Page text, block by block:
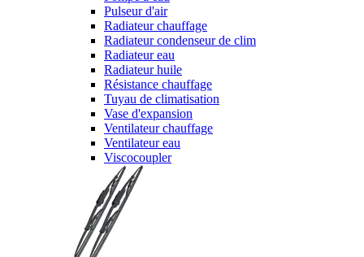
Pulseur d'air
Radiateur chauffage
Radiateur condenseur de clim
Radiateur eau
Radiateur huile
Résistance chauffage
Tuyau de climatisation
Vase d'expansion
Ventilateur chauffage
Ventilateur eau
Viscocoupler